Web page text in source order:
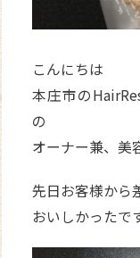
こんにちは
本庄市の
の
オーナー兼、美
先日お客様から
おいしかったで